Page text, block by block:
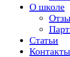
О школе
Статьи
Контакты